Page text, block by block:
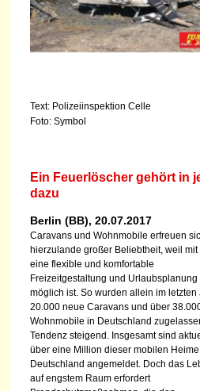
Text: Polizeiinspektion Celle
Foto: Symbol
Ein Feuerlöscher gehört in
dazu
Berlin (BB), 20.07.2017
Caravans und Wohnmobile erfreuen
hierzulande großer Beliebtheit, weil
eine flexible und komfortable
Freizeitgestaltung und Urlaubsplanung
möglich ist. So wurden allein im letzten
20.000 neue Caravans und über
Wohnmobile in Deutschland
Tendenz steigend. Insgesamt sind
über eine Million dieser mobilen
Deutschland angemeldet. Doch das
auf engstem Raum erfordert